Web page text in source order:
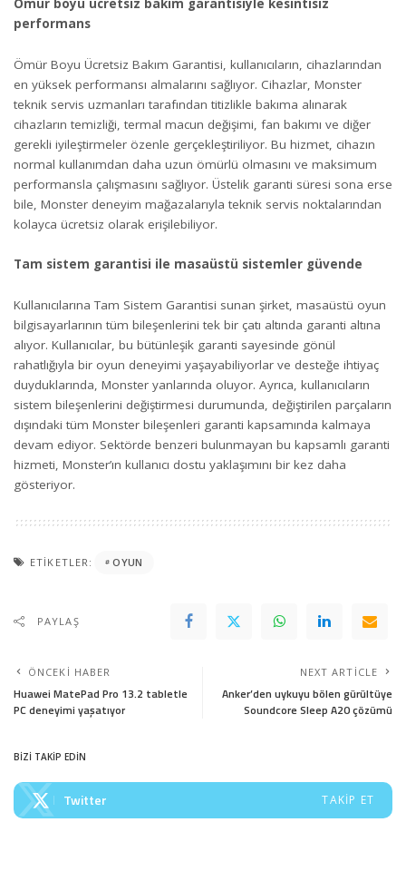
Ömür boyu ücretsiz bakım garantisiyle kesintisiz
performans
Ömür Boyu Ücretsiz Bakım Garantisi, kullanıcıların, cihazlarından
en yüksek performansı almalarını sağlıyor. Cihazlar, Monster
teknik servis uzmanları tarafından titizlikle bakıma alınarak
cihazların temizliği, termal macun değişimi, fan bakımı ve diğer
gerekli iyileştirmeler özenle gerçekleştiriliyor. Bu hizmet, cihazın
normal kullanımdan daha uzun ömürlü olmasını ve maksimum
performansla çalışmasını sağlıyor. Üstelik garanti süresi sona erse
bile, Monster deneyim mağazalarıyla teknik servis noktalarından
kolayca ücretsiz olarak erişilebiliyor.
Tam sistem garantisi ile masaüstü sistemler güvende
Kullanıcılarına Tam Sistem Garantisi sunan şirket, masaüstü oyun
bilgisayarlarının tüm bileşenlerini tek bir çatı altında garanti altına
alıyor. Kullanıcılar, bu bütünleşik garanti sayesinde gönül
rahatlığıyla bir oyun deneyimi yaşayabiliyorlar ve desteğe ihtiyaç
duyduklarında, Monster yanlarında oluyor. Ayrıca, kullanıcıların
sistem bileşenlerini değiştirmesi durumunda, değiştirilen parçaların
dışındaki tüm Monster bileşenleri garanti kapsamında kalmaya
devam ediyor. Sektörde benzeri bulunmayan bu kapsamlı garanti
hizmeti, Monster’ın kullanıcı dostu yaklaşımını bir kez daha
gösteriyor.
ETIKETLER: OYUN
PAYLAŞ
ÖNCEKI HABER
Huawei MatePad Pro 13.2 tabletle
PC deneyimi yaşatıyor
NEXT ARTICLE
Anker’den uykuyu bölen gürültüye
Soundcore Sleep A20 çözümü
BİZİ TAKİP EDİN
Twitter TAKIP ET